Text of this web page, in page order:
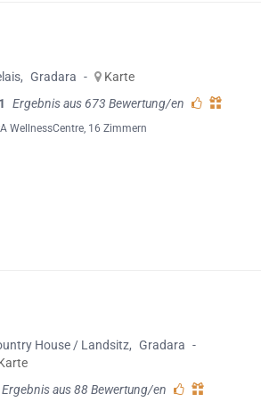
, Gradara -
Karte
Ergebnis aus 673 Bewertung/en
WellnessCentre, 16 Zimmern
House / Landsitz, Gradara -
Ergebnis aus 88 Bewertung/en